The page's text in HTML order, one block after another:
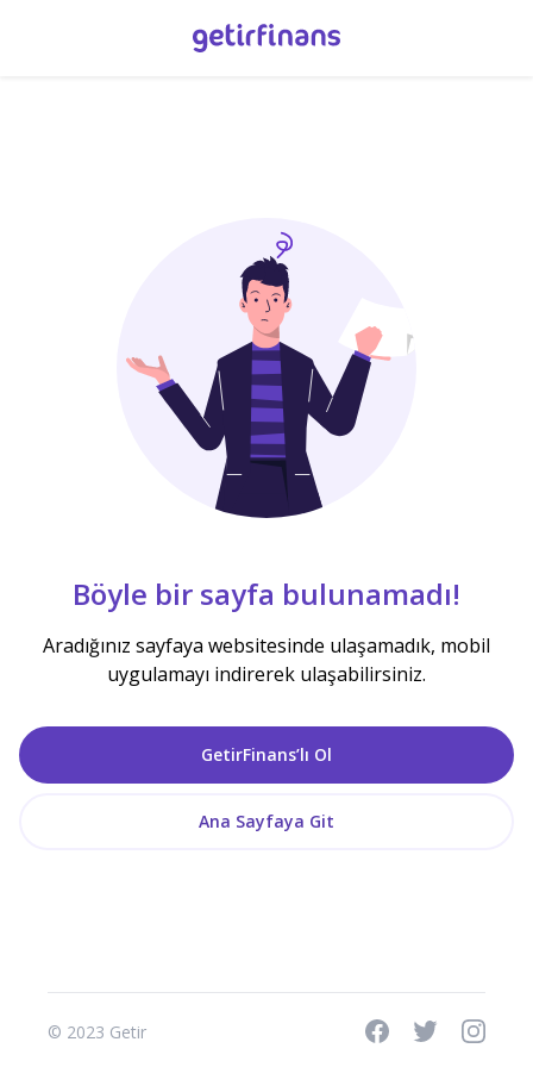
Böyle bir sayfa bulunamadı!
Aradığınız sayfaya websitesinde ulaşamadık, mobil
uygulamayı indirerek ulaşabilirsiniz.
GetirFinans’lı Ol
Ana Sayfaya Git
© 2023 Getir